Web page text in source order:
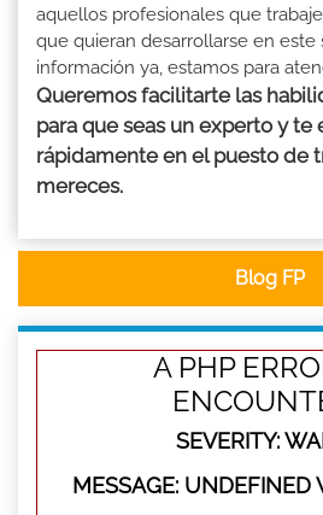
aquellos profesionales que
que quieran desarrollarse en este
información ya, estamos para
Queremos facilitarte las
para que seas un experto y te
rápidamente en el puesto de
mereces.
Blog FP
A PHP
SEVERITY:
MESSAGE: UNDEFINED